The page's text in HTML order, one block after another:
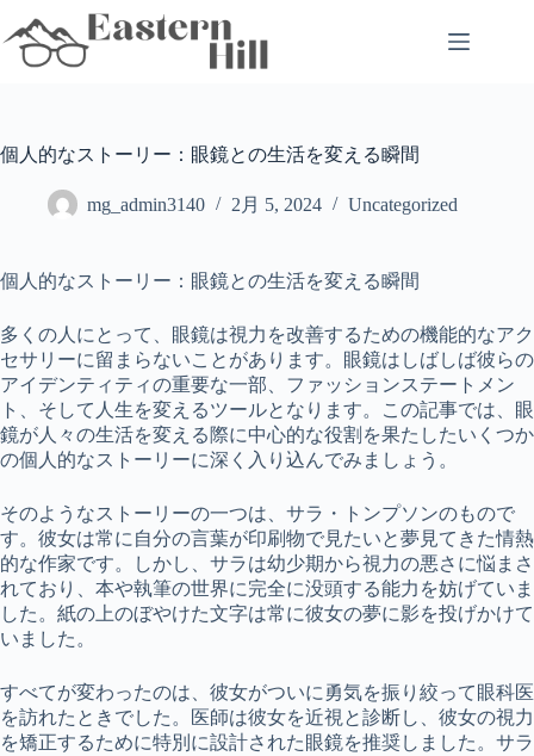
ン
ス
個人的なストーリー：眼鏡との生活を変える瞬間
mg_admin3140 2月 5, 2024 Uncategorized
個人的なストーリー：眼鏡との生活を変える瞬間
多くの人にとって、眼鏡は視力を改善するための機能的なアク
セサリーに留まらないことがあります。眼鏡はしばしば彼らの
アイデンティティの重要な一部、ファッションステートメン
ト、そして人生を変えるツールとなります。この記事では、眼
鏡が人々の生活を変える際に中心的な役割を果たしたいくつか
の個人的なストーリーに深く入り込んでみましょう。
そのようなストーリーの一つは、サラ・トンプソンのもので
す。彼女は常に自分の言葉が印刷物で見たいと夢見てきた情熱
的な作家です。しかし、サラは幼少期から視力の悪さに悩まさ
れており、本や執筆の世界に完全に没頭する能力を妨げていま
した。紙の上のぼやけた文字は常に彼女の夢に影を投げかけて
いました。
すべてが変わったのは、彼女がついに勇気を振り絞って眼科医
を訪れたときでした。医師は彼女を近視と診断し、彼女の視力
を矯正するために特別に設計された眼鏡を推奨しました。サラ